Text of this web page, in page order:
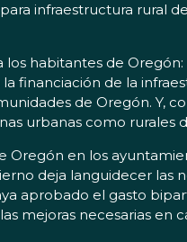
infraestructura rural
habitantes de Oregón:
financiación de la
de Oregón. Y,
urbanas como rurales
en los
deja languidecer las
aprobado el gasto
mejoras necesarias en